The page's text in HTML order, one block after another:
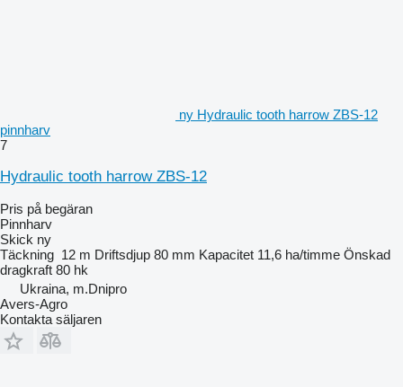
ny Hydraulic tooth harrow ZBS-12
pinnharv
7
Hydraulic tooth harrow ZBS-12
Pris på begäran
Pinnharv
Skick ny
Täckning 12 m Driftsdjup 80 mm Kapacitet 11,6 ha/timme Önskad
dragkraft 80 hk
Ukraina, m.Dnipro
Avers-Agro
Kontakta säljaren